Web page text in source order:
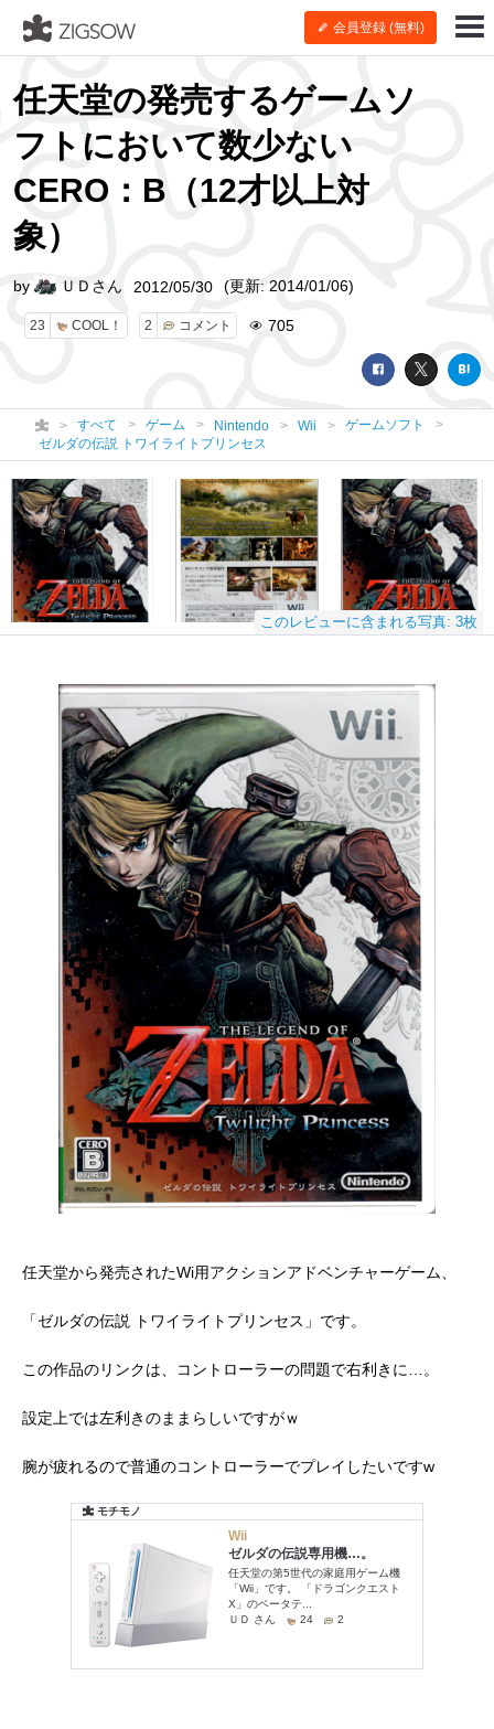
会員登録 (無料)
任天堂の発売するゲームソ
フトにおいて数少ない
CERO：B（12才以上対
象）
23 COOL！ 2 コメント 705
by ＵＤさん 2012/05/30 (更新: 2014/01/06)
すべて ゲーム Nintendo Wii
ゲームソフト
ゼルダの伝説 トワイライトプリンセス
このレビューに含まれる写真: 3枚
任天堂から発売されたWi用アクションアドベンチャーゲーム、
「ゼルダの伝説 トワイライトプリンセス」です。
この作品のリンクは、コントローラーの問題で右利きに…。
設定上では左利きのままらしいですがｗ
腕が疲れるので普通のコントローラーでプレイしたいですw